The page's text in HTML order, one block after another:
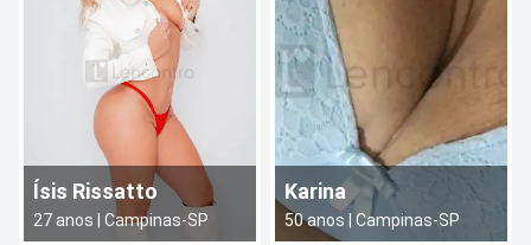
Ísis Rissatto
27 anos | Campinas-SP
Karina
50anos | Campinas-SP